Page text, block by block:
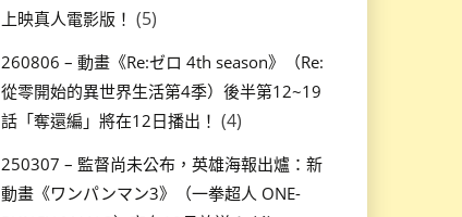
上映真人電影版！ (5)
260806 – 動畫《Re:ゼロ 4th season》（Re:
從零開始的異世界生活第4季）後半第12~19
話「奪還編」將在12日播出！ (4)
250307 – 監督尚未公布，英雄海報出爐：新
動畫《ワンパンマン3》（一拳超人 ONE-